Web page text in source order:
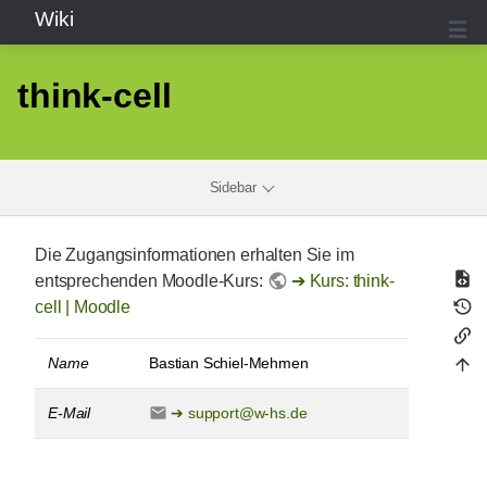
Wiki
think-cell
Sidebar
Die Zugangsinformationen erhalten Sie im
entsprechenden Moodle-Kurs:
Kurs: think-
cell | Moodle
Name Bastian Schiel-Mehmen
E-Mail support@w-hs.de